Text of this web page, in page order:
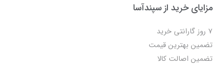
مزایای خرید از سپندآسا
7 روز گارانتی خرید
تضمین بهترین قیمت
تضمین اصالت کالا